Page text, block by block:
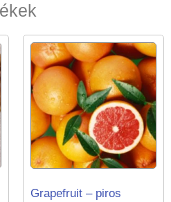
Grapefruit – piros